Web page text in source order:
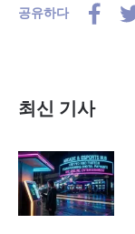
공유하다
최신 기사